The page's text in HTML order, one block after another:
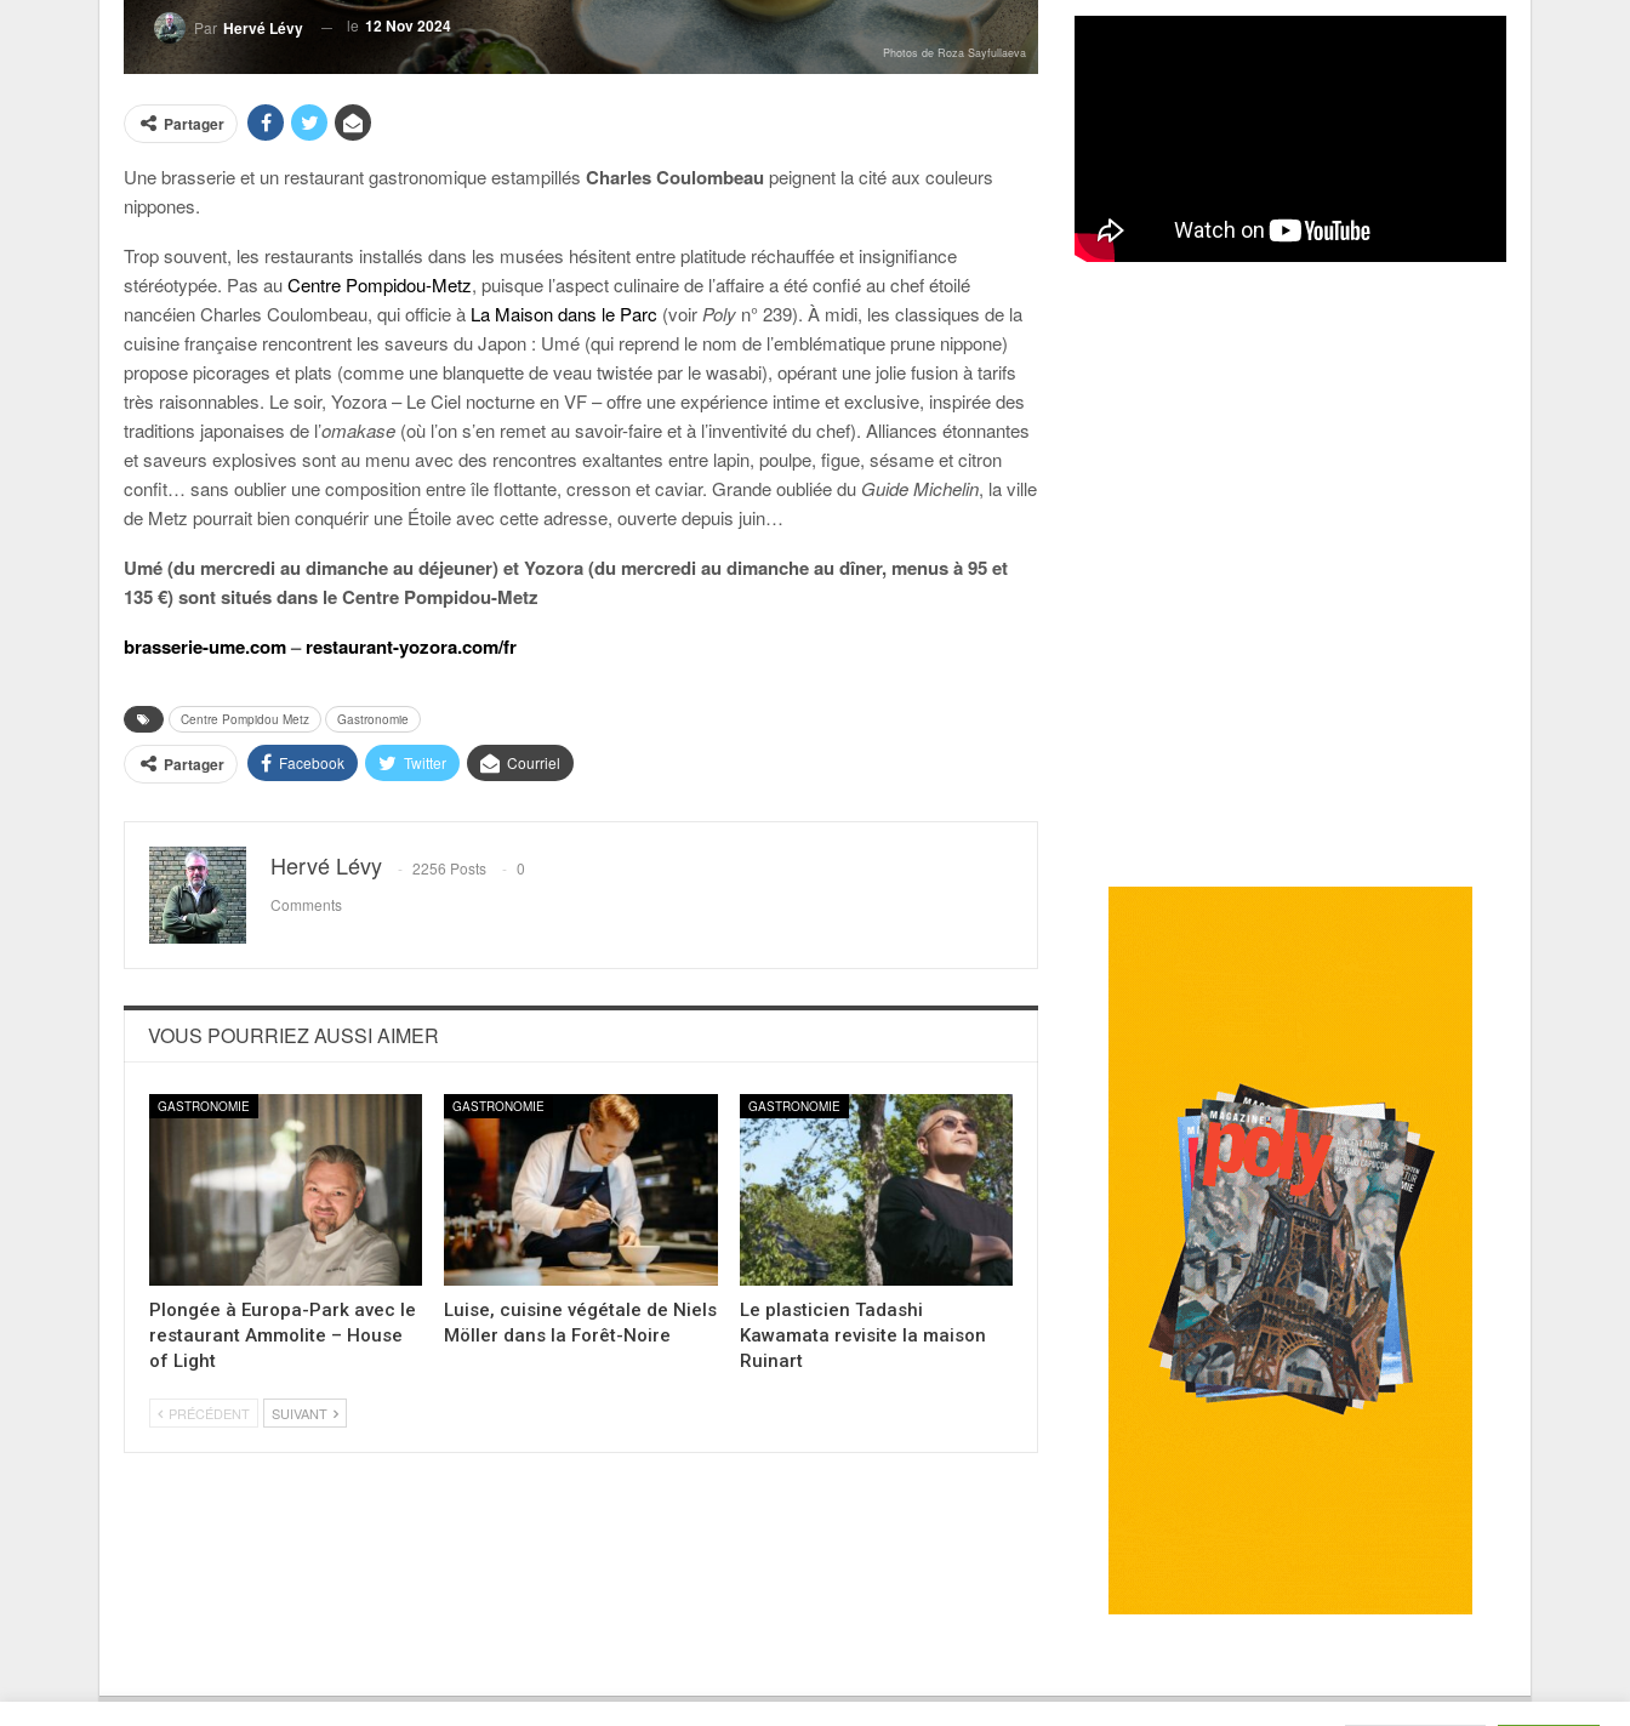
Par Hervé Lévy le 12 Nov 2024
Photos de Roza Sayfullaeva
Partager
Une brasserie et un restaurant gastronomique estampillés Charles Coulombeau peignent la cité aux couleurs
nippones.
Trop souvent, les restaurants installés dans les musées hésitent entre platitude réchauffée et insignifiance
stéréotypée. Pas auCentre Pompidou-Metz, puisque l’aspect culinaire de l’affaire a été confié au chef étoilé
nancéien Charles Coulombeau, qui officie à La Maison dans le Parc (voir Poly n° 239). À midi, les classiques de la
cuisine française rencontrent les saveurs du Japon : Umé (qui reprend le nom de l’emblématique prune nippone)
propose picorages et plats (comme une blanquette de veau twistée par le wasabi), opérant une jolie fusion à tarifs
très raisonnables. Le soir, Yozora – Le Ciel nocturne en VF – offre une expérience intime et exclusive, inspirée des
traditions japonaises de l’omakase (où l’on s’en remet au savoir-faire et à l’inventivité du chef). Alliances étonnantes
et saveurs explosives sont au menu avec des rencontres exaltantes entre lapin, poulpe, figue, sésame et citron
confit… sans oublier une composition entre île flottante, cresson et caviar. Grande oubliée du Guide Michelin, la ville
de Metz pourrait bien conquérir une Étoile avec cette adresse, ouverte depuis juin…
Umé (du mercredi au dimanche au déjeuner) et Yozora (du mercredi au dimanche au dîner, menus à 95 et
135 €) sont situés dans le Centre Pompidou-Metz
brasserie-ume.com–restaurant-yozora.com/fr
Centre Pompidou Metz Gastronomie
Partager Facebook Twitter Courriel
Hervé Lévy 2256 Posts
0
Comments
VOUS POURRIEZ AUSSI AIMER
GASTRONOMIE
Plongée à Europa-Park avec le
restaurant Ammolite – House
of Light
GASTRONOMIE
Luise, cuisine végétale de Niels
Möller dans la Forêt-Noire
GASTRONOMIE
Le plasticien Tadashi
Kawamata revisite la maison
Ruinart
PRÉCÉDENT SUIVANT